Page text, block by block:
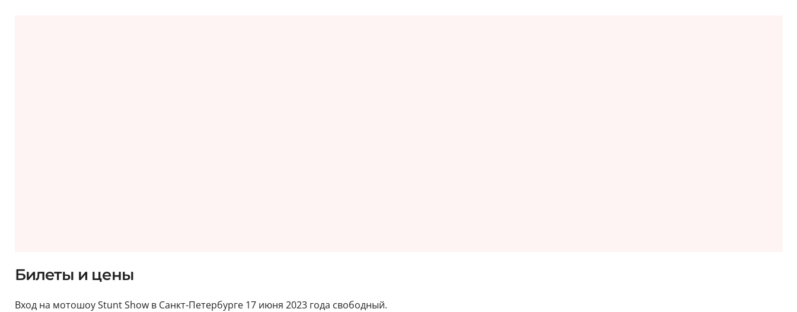
Билеты и цены
Вход на мотошоу Stunt Show в Санкт-Петербурге 17 июня 2023 года свободный.